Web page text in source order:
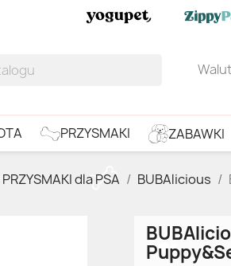
PRZYSMAKI ZABAWKI
dla PSA BUBAlicious